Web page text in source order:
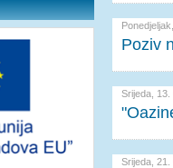
Poziv
Srijeda, 13.
Srijeda, 21.